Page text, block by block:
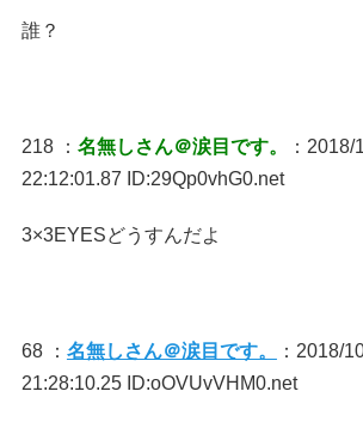
誰？
218 ： 名無しさん＠涙目です。
：
22:12:01.87 ID:29Qp0vhG0.net
3×3EYESどうすんだよ
68 ： 名無しさん＠涙目です。
：2018/
21:28:10.25 ID:oOVUvVHM0.net